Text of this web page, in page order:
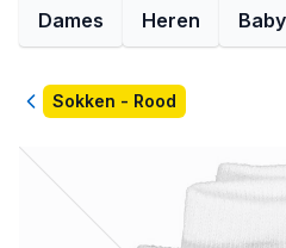
Dames Heren Baby
TerugSokken - Rood